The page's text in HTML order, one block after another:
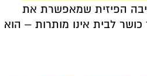
הסביבה הפיזית שמאפשרת את
כושר לבית אינו מותרות – הוא